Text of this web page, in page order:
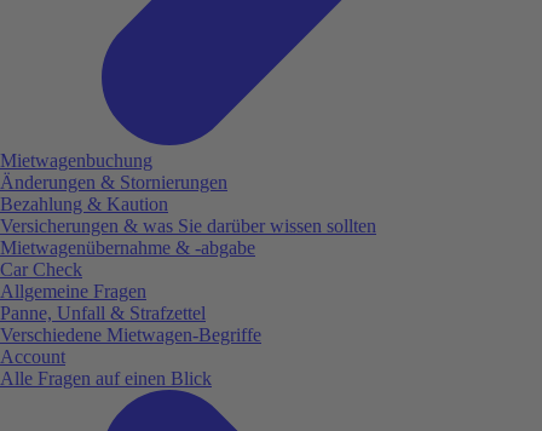
Mietwagenbuchung
Änderungen & Stornierungen
Bezahlung & Kaution
Versicherungen & was Sie darüber wissen sollten
Mietwagenübernahme & -abgabe
Car Check
Allgemeine Fragen
Panne, Unfall & Strafzettel
Verschiedene Mietwagen-Begriffe
Account
Alle Fragen auf einen Blick